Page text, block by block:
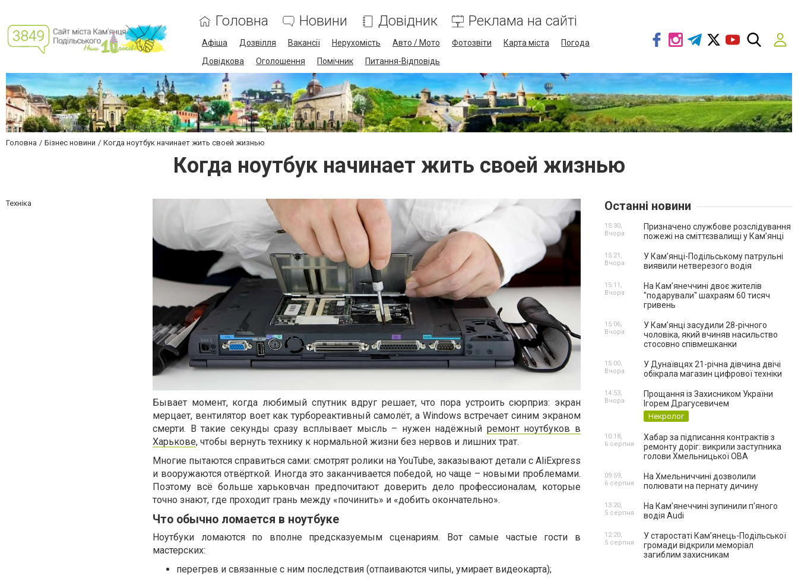
Головна Новини Довідник Реклама на сайті
Афіша Дозвілля Вакансії Нерухомість Авто / Мото Фотозвіти Карта міста
Погода
Довідкова
Оголошення Помічник Питання-Відповідь
Головна Бізнес новини Когда ноутбук начинает жить своей жизнью
Когда ноутбук начинает жить своей жизнью
Техніка
Бывает момент, когда любимый спутник вдруг решает, что пора устроить сюрприз: экран
мерцает, вентилятор воет как турбореактивный самолёт, а Windows встречает синим экраном
смерти. В такие секунды сразу всплывает мысль – нужен надёжный ремонт ноутбуков в
Харькове, чтобы вернуть технику к нормальной жизни без нервов и лишних трат.
Многие пытаются справиться сами: смотрят ролики на YouTube, заказывают детали с AliExpress
и вооружаются отвёрткой. Иногда это заканчивается победой, но чаще – новыми проблемами.
Поэтому всё больше харьковчан предпочитают доверить дело профессионалам, которые
точно знают, где проходит грань между «починить» и «добить окончательно».
Что обычно ломается в ноутбуке
Ноутбуки ломаются по вполне предсказуемым сценариям. Вот самые частые гости в
мастерских:
перегрев и связанные с ним последствия (отпаиваются чипы, умирает видеокарта);
Останні новини
Призначено службове розслідування
пожежі на сміттєзвалищі у Кам’янці
15:30,
Вчора
У Кам’янці-Подільському патрульні
виявили нетверезого водія
15:21,
Вчора
На Камʼянеччині двоє жителів
"подарували" шахраям 60 тисяч
гривень
15:11,
Вчора
У Камʼянці засудили 28-річного
чоловіка, який вчиняв насильство
стосовно співмешканки
15:06,
Вчора
У Дунаївцях 21-річна дівчина двічі
обікрала магазин цифрової техніки
15:00,
Вчора
Прощання із Захисником України
Ігорем Драгусевичем
Некролог
14:53,
Вчора
Хабар за підписання контрактів з
ремонту доріг: викрили заступника
голови Хмельницької ОВА
10:18,
6 серпня
На Хмельниччині дозволили
полювати на пернату дичину
09:59,
6 серпня
На Камʼянеччині зупинили п'яного
водія Audi
13:20,
5 серпня
У старостаті Кам’янець-Подільської
громади відкрили меморіал
загиблим захисникам
12:20,
5 серпня